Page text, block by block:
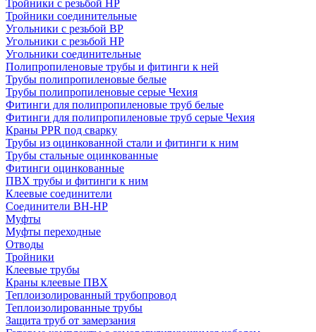
Тройники с резьбой НР
Тройники соединительные
Угольники с резьбой ВР
Угольники с резьбой НР
Угольники соединительные
Полипропиленовые трубы и фитинги к ней
Трубы полипропиленовые белые
Трубы полипропиленовые серые Чехия
Фитинги для полипропиленовые труб белые
Фитинги для полипропиленовые труб серые Чехия
Краны PPR под сварку
Трубы из оцинкованной стали и фитинги к ним
Трубы стальные оцинкованные
Фитинги оцинкованные
ПВХ трубы и фитинги к ним
Клеевые соединители
Соединители ВН-НР
Муфты
Муфты переходные
Отводы
Тройники
Клеевые трубы
Краны клеевые ПВХ
Теплоизолированный трубопровод
Теплоизолированные трубы
Защита труб от замерзания